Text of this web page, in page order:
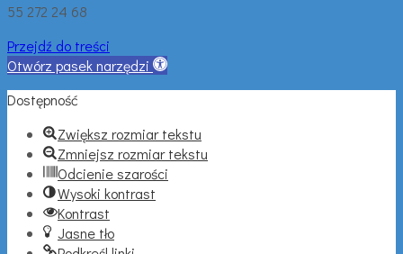
55 272 24 68
Przejdź do treści
Otwórz pasek narzędzi
Dostępność
Zwiększ rozmiar tekstu
Zmniejsz rozmiar tekstu
Odcienie szarości
Wysoki kontrast
Kontrast
Jasne tło